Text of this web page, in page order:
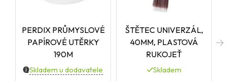
PERDIX PRŮMYSLOVÉ
PAPÍROVÉ UTĚRKY
190M
Skladem u dodavatele
ŠTĚTEC UNIVERZÁL,
40MM, PLASTOVÁ
RUKOJEŤ
Skladem